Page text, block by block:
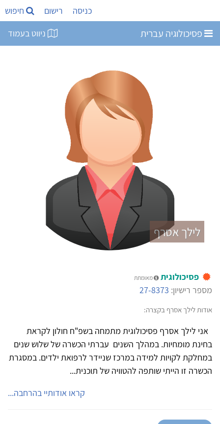
כניסה רישום חיפוש
פסיכולוגיה עברית ניווט בעמוד
לילך אסרף
פסיכולוגית מאומתת
מספר רישיון: 27-8373
אודות לילך אסרף בקצרה:
אני לילך אסרף פסיכולוגית מתמחה בשפ"ח חולון לקראת
בחינת מומחיות. במהלך השנים עברתי הכשרה של שלוש שנים
במחלקת לקויות למידה במרכז שניידר לרפואת ילדים. במסגרת
הכשרה זו הייתי שותפה להטוויה של תוכנית...
קראו אודותיי בהרחבה...